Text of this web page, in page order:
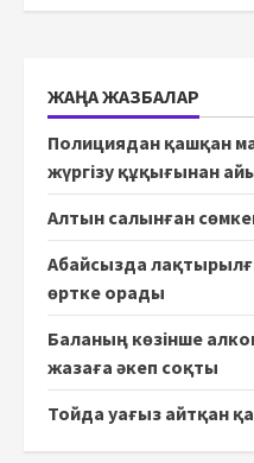
ЖАҢА ЖАЗБАЛАР
Полициядан қашқан
жүргізу құқығынан
Алтын салынған
Абайсызда
өртке орады
Баланың көзінше
жазаға әкеп соқты
Тойда уағыз айтқан